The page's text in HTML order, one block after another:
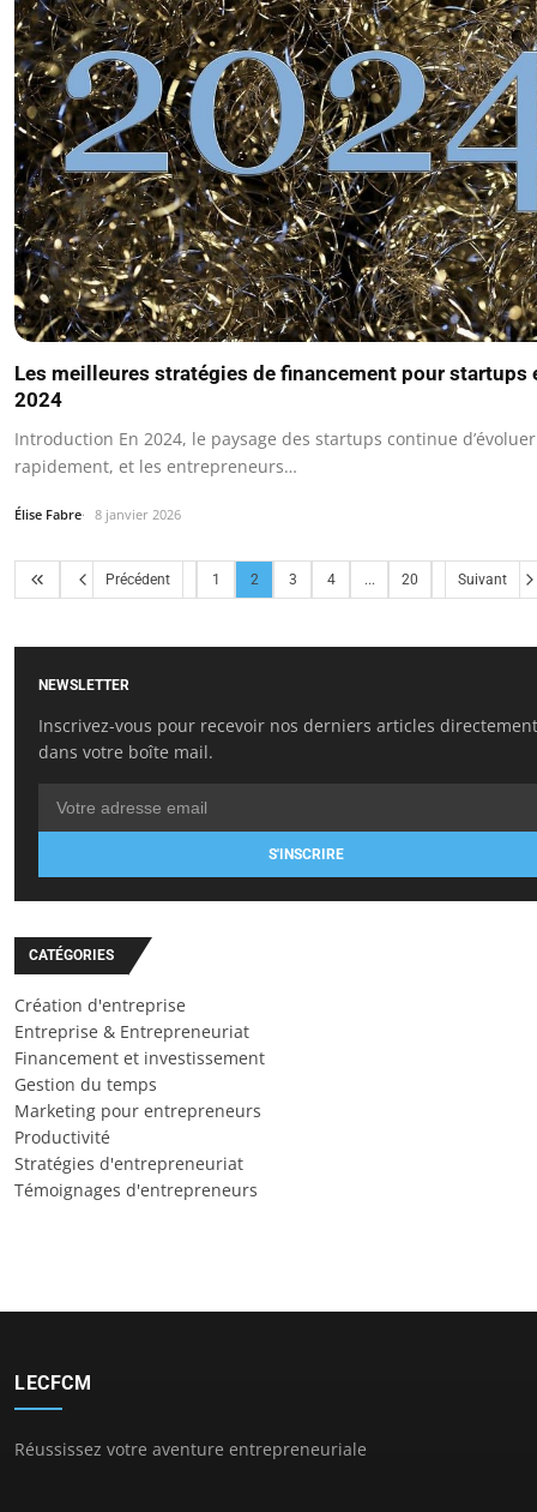
Les meilleures stratégies de financement pour startups
2024
Introduction En 2024, le paysage des startups continue d’évoluer
rapidement, et les entrepreneurs…
Élise Fabre 8 janvier 2026
Précédent 1 2 3 4 ... 20 Suivant
NEWSLETTER
Inscrivez-vous pour recevoir nos derniers articles directement
dans votre boîte mail.
S'INSCRIRE
CATÉGORIES
Création d'entreprise
Entreprise & Entrepreneuriat
Financement et investissement
Gestion du temps
Marketing pour entrepreneurs
Productivité
Stratégies d'entrepreneuriat
Témoignages d'entrepreneurs
LECFCM
Réussissez votre aventure entrepreneuriale